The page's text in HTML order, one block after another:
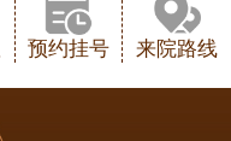
预约挂号 来院路线